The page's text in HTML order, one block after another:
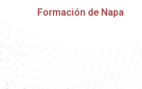
Formación de Napa